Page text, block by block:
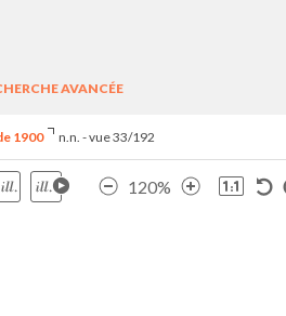
AVANCÉE
1900 n.n. - vue 33/192
120%